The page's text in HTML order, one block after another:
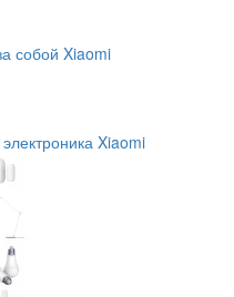
собой Xiaomi
Xiaomi